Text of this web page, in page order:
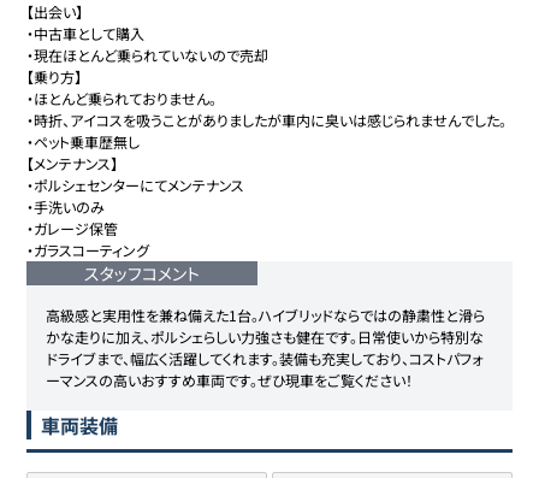
【出会い】
・中古車として購入
・現在ほとんど乗られていないので売却
【乗り方】
・ほとんど乗られておりません。
・時折、アイコスを吸うことがありましたが車内に臭いは感じられませんでした。
・ペット乗車歴無し
【メンテナンス】
・ポルシェセンターにてメンテナンス
・手洗いのみ
・ガレージ保管
・ガラスコーティング
スタッフコメント
高級感と実用性を兼ね備えた1台。ハイブリッドならではの静粛性と滑ら
かな走りに加え、ポルシェらしい力強さも健在です。日常使いから特別な
ドライブまで、幅広く活躍してくれます。装備も充実しており、コストパフォ
ーマンスの高いおすすめ車両です。ぜひ現車をご覧ください！
車両装備